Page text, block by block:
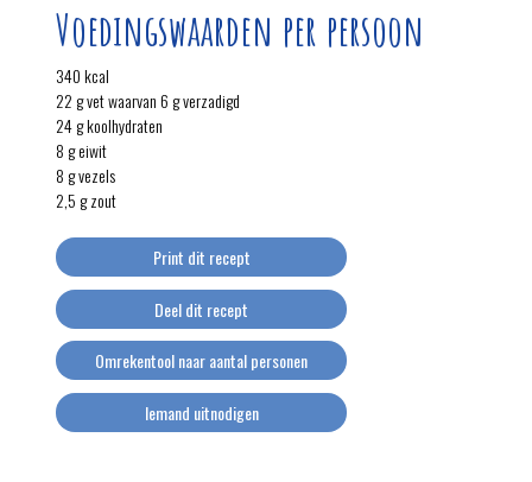
Voedingswaarden per persoon
340 kcal
22 g vet waarvan 6 g verzadigd
24 g koolhydraten
8 g eiwit
8 g vezels
2,5 g zout
Print dit recept
Deel dit recept
Omrekentool naar aantal personen
Iemand uitnodigen